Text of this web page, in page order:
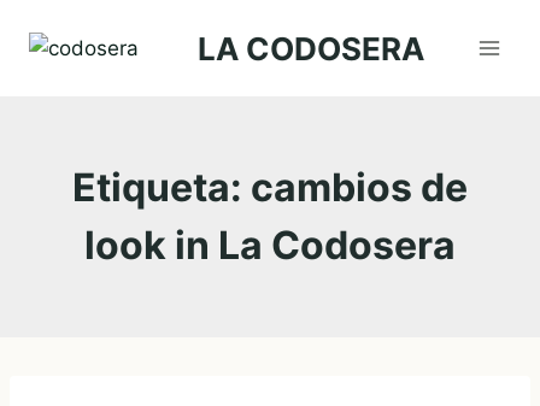
LA CODOSERA
Etiqueta: cambios de
look in La Codosera